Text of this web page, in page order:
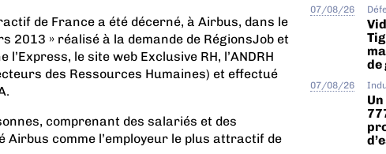
de France a été décerné, à Airbus, dans le
2013 » réalisé à la demande de RégionsJob et
le site web Exclusive RH, l’ANDRH
des Ressources Humaines) et effectué
comprenant des salariés et des
Airbus comme l’employeur le plus attractif de
07/08/26
de
07/08/26